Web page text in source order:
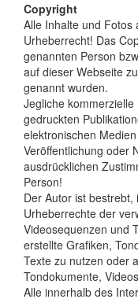
Copyright
Alle Inhalte und Fotos
Urheberrecht! Das
genannten Person
auf dieser Webseite
genannt wurden.
Jegliche
gedruckten
elektronischen
Veröffentlichung oder
ausdrücklichen
Person!
Der Autor ist
Urheberrechte der
Videosequenzen und
erstellte Grafiken,
Texte zu nutzen oder
Tondokumente,
Alle innerhalb des